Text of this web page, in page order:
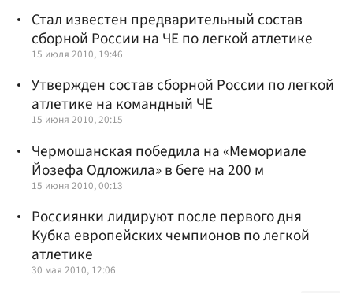
Стал известен предварительный состав
сборной России на ЧЕ по легкой атлетике
15 июля 2010, 19:46
Утвержден состав сборной России по легкой
атлетике на командный ЧЕ
15 июня 2010, 20:15
Чермошанская победила на «Мемориале
Йозефа Одложила» в беге на 200 м
15 июня 2010, 00:13
Россиянки лидируют после первого дня
Кубка европейских чемпионов по легкой
атлетике
30 мая 2010, 12:06